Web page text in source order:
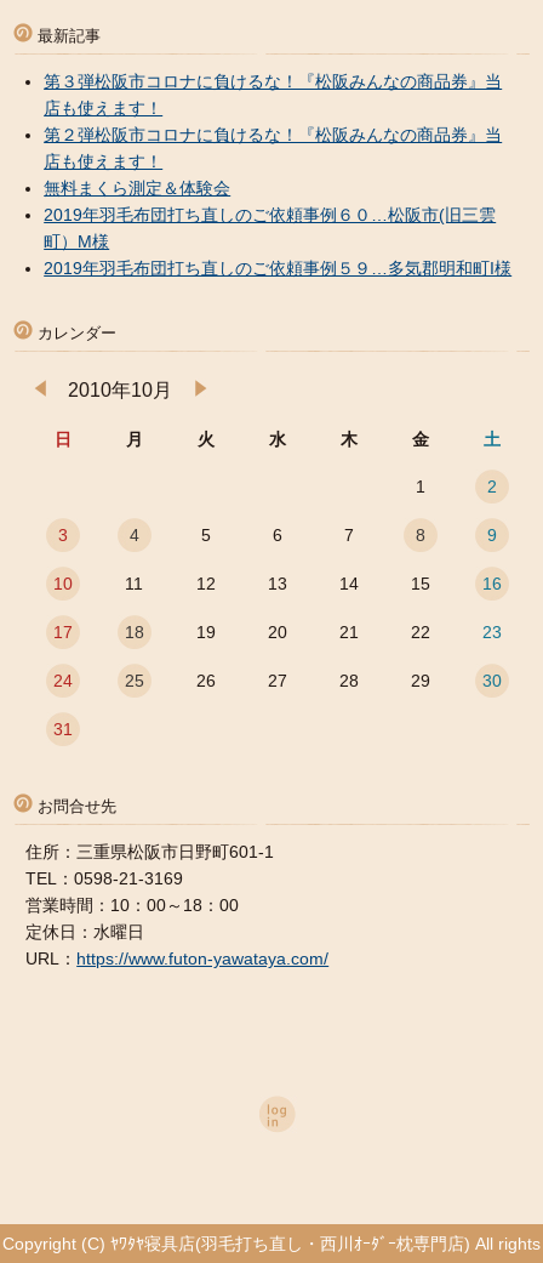
最新記事
第３弾松阪市コロナに負けるな！『松阪みんなの商品券』当
店も使えます！
第２弾松阪市コロナに負けるな！『松阪みんなの商品券』当
店も使えます！
無料まくら測定＆体験会
2019年羽毛布団打ち直しのご依頼事例６０…松阪市(旧三雲
町）M様
2019年羽毛布団打ち直しのご依頼事例５９…多気郡明和町I様
カレンダー
2010年10月
日 月 火 水 木 金 土
1 2
3 4 5 6 7 8 9
10 11 12 13 14 15 16
17 18 19 20 21 22 23
24 25 26 27 28 29 30
31
お問合せ先
住所：三重県松阪市日野町601-1
TEL：0598-21-3169
営業時間：10：00～18：00
定休日：水曜日
URL： https://www.futon-yawataya.com/
Copyright (C) ﾔﾜﾀﾔ寝具店(羽毛打ち直し・西川ｵｰﾀﾞｰ枕専門店) All rights